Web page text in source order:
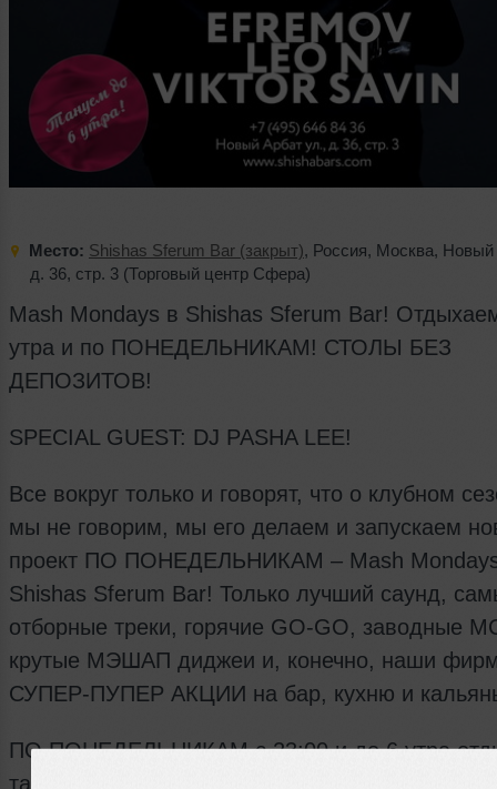
Место: Shishas Sferum Bar (закрыт), Россия, Москва, Новый
д. 36, стр. 3 (Торговый центр Сфера)
Mash Mondays в Shishas Sferum Bar!
утра и по ПОНЕДЕЛЬНИКАМ! СТОЛЫ БЕЗ
ДЕПОЗИТОВ!
SPECIAL GUEST: DJ PASHA LEE!
Все вокруг только и говорят, что о клубном
мы не говорим, мы его делаем и запускаем
проект ПО ПОНЕДЕЛЬНИКАМ – Mash
Shishas Sferum Bar! Только лучший саунд,
отборные треки, горячие GO-GO, заводные
крутые МЭШАП диджеи и, конечно, наши
СУПЕР-ПУПЕР АКЦИИ на бар, кухню и
ПО ПОНЕДЕЛЬНИКАМ с 23:00 и до 6 утра
танцуем под ритмы: POP, HOUSE, BIGROOM,